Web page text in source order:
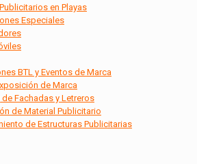
en Playas
Especiales
BTL y Eventos de Marca
de Marca
Fachadas y Letreros
de Material Publicitario
de Estructuras Publicitarias